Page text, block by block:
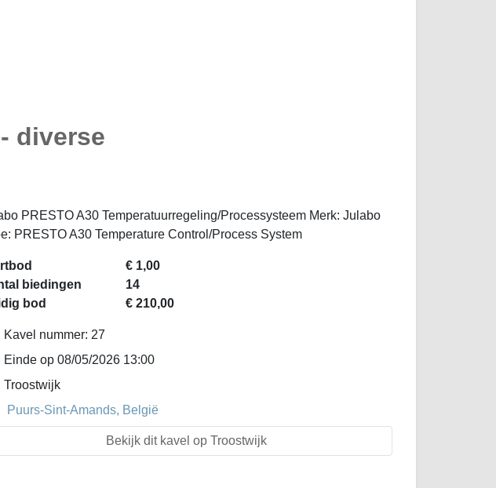
diverse
PRESTO A30 Temperatuurregeling/Processysteem Merk: Julabo
PRESTO A30 Temperature Control/Process System
€ 1,00
biedingen
14
bod
€ 210,00
Kavel nummer: 27
Einde op 08/05/2026 13:00
Troostwijk
Puurs-Sint-Amands, België
Bekijk dit kavel op Troostwijk